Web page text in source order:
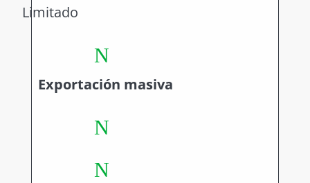
Limitado
N
Exportación masiva
N
N